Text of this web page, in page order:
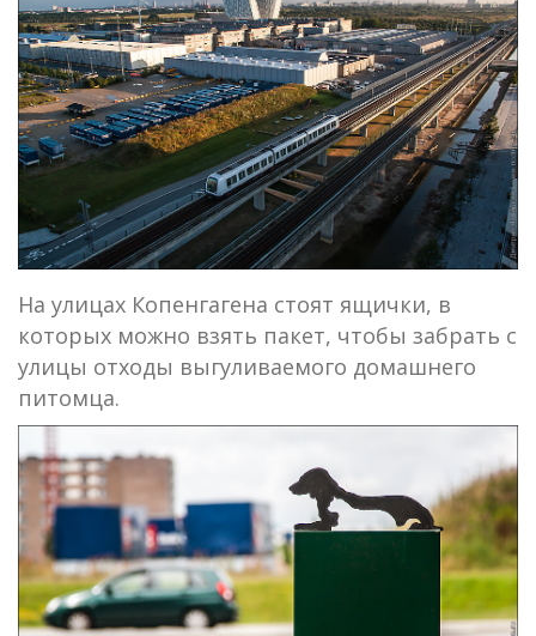
На улицах Копенгагена стоят ящички, в
которых можно взять пакет, чтобы забрать с
улицы отходы выгуливаемого домашнего
питомца.